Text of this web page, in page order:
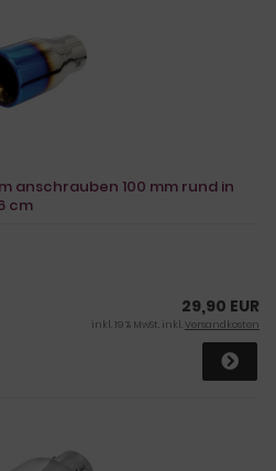
anschrauben 100 mm rund in
cm
29,90 EUR
inkl. 19 % MwSt. inkl.Versandkosten